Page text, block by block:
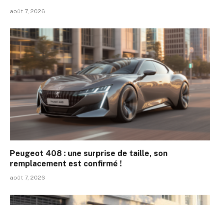
août 7, 2026
Peugeot 408 : une surprise de taille, son
remplacement est confirmé !
août 7, 2026